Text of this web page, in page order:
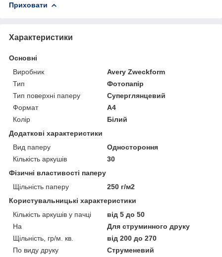
Приховати
Характеристики
Основні
Виробник
Avery Zweckform
Тип
Фотопапір
Тип поверхні паперу
Суперглянцевий
Формат
A4
Колір
Білий
Додаткові характеристики
Вид паперу
Одностороння
Кількість аркушів
30
Фізичні властивості паперу
Щільність паперу
250 г/м2
Користувальницькі характеристики
Кількість аркушів у пачці
від 5 до 50
На
Для струминного друку
Щільність, гр/м. кв.
від 200 до 270
По виду друку
Струменевий